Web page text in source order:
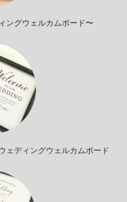
ングウェルカムボード〜
ェディングウェルカムボード